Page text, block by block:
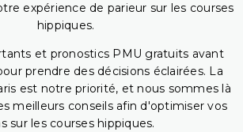
expérience de parieur sur les courses
hippiques.
et pronostics PMU gratuits avant
prendre des décisions éclairées. La
est notre priorité, et nous sommes là
meilleurs conseils afin d'optimiser vos
sur les courses hippiques.